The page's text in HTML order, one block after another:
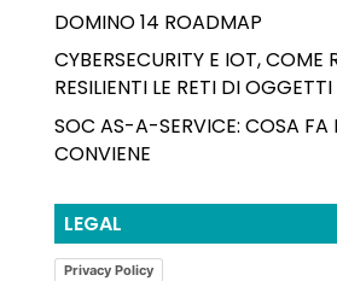
DOMINO 14 ROADMAP
CYBERSECURITY E IOT, COME
RESILIENTI LE RETI DI
SOC AS-A-SERVICE: COSA FA
CONVIENE
LEGAL
Privacy Policy